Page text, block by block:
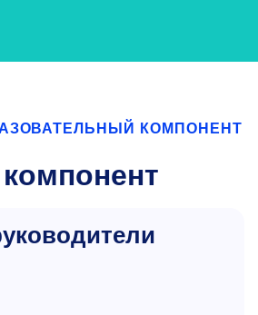
КОМПОНЕНТ